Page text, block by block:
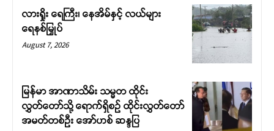
လားရှိုး ရေကြီး၊ နေအိမ်နှင့် လယ်များ
ရေနစ်မြှုပ်
August 7, 2026
မြန်မာ အာဏာသိမ်း သမ္မတ ထိုင်း
လွှတ်တော်သို့ ရောက်ရှိစဉ် ထိုင်းလွှတ်တော်
အမတ်တစ်ဦး အော်ဟစ် ဆန္ဒပြ